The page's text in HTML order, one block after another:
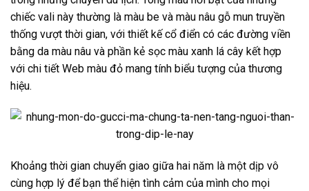
chiếc vali này thường là màu be và màu nâu gỗ mun truyền
thống vượt thời gian, với thiết kế cổ điển có các đường viền
bằng da màu nâu và phần kẻ sọc màu xanh lá cây kết hợp
với chi tiết Web màu đỏ mang tính biểu tượng của thương
hiệu.
Khoảng thời gian chuyển giao giữa hai năm là một dịp vô
cùng hợp lý để bạn thể hiện tình cảm của mình cho mọi